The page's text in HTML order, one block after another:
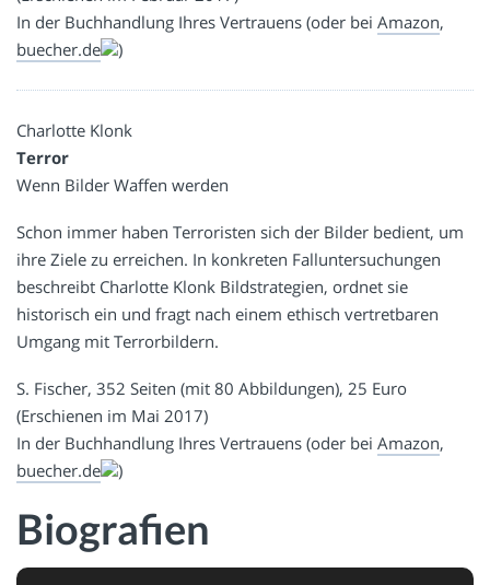
In der Buchhandlung Ihres Vertrauens (oder bei Amazon,
buecher.de
)
Charlotte Klonk
Terror
Wenn Bilder Waffen werden
Schon immer haben Terroristen sich der Bilder bedient, um
ihre Ziele zu erreichen. In konkreten Falluntersuchungen
beschreibt Charlotte Klonk Bildstrategien, ordnet sie
historisch ein und fragt nach einem ethisch vertretbaren
Umgang mit Terrorbildern.
S. Fischer, 352 Seiten (mit 80 Abbildungen), 25 Euro
(Erschienen im Mai 2017)
In der Buchhandlung Ihres Vertrauens (oder bei Amazon,
buecher.de
)
Biografien